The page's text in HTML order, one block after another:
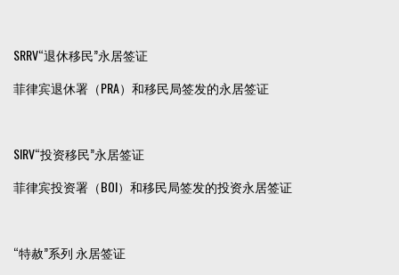
SRRV“退休移民”永居签证
菲律宾退休署（PRA）和移民局签发的永居签证
SIRV“投资移民”永居签证
菲律宾投资署（BOI）和移民局签发的投资永居签证
“特赦”系列 永居签证